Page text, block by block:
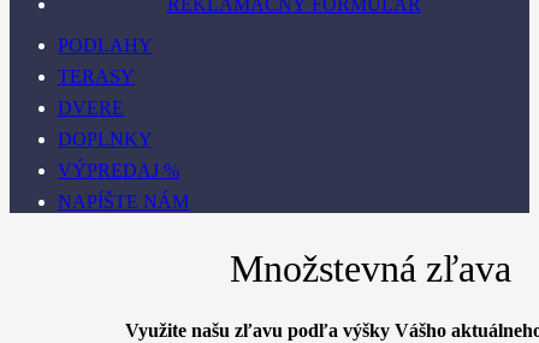
REKLAMAČNÝ FORMULÁR
PODLAHY
TERASY
DVERE
DOPLNKY
VÝPREDAJ %
NAPÍŠTE NÁM
Množstevná zľava
Využite našu zľavu podľa výšky Vášho